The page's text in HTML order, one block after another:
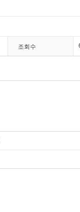
조회수